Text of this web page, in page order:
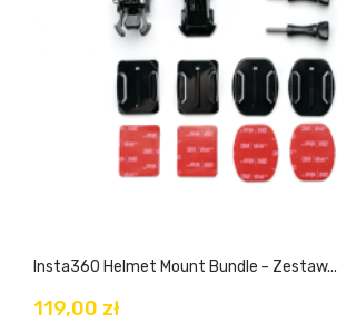
Insta360 Helmet Mount Bundle - Zestaw...
119,00 zł